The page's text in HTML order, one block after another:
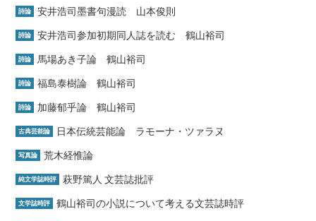
詩論 安井浩司墨書句漫読 山本俊則
詩論 安井浩司参加初期同人誌を読む 鶴山裕司
詩論 馬場あき子論 鶴山裕司
詩論 福島泰樹論 鶴山裕司
詩論 加藤郁乎論 鶴山裕司
古典芸能論 日本伝統芸能論 ラモーナ・ツァラヌ
写真論 荒木経惟論
純文学誌時評 萩野篤人 文芸誌批評
文学誌時評 鶴山裕司の小説について考える文芸誌時評